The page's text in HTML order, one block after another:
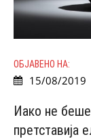
ОБЈАВЕНО НА:
15/08/2019
Иако не
претставија